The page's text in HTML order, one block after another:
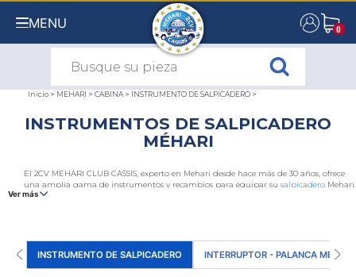
MENU 0
0
Inicio > MEHARI > CABINA > INSTRUMENTO DE SALPICADERO >
INSTRUMENTOS DE SALPICADERO
MÉHARI
El 2CV MEHARI CLUB CASSIS, experto en Mehari desde hace más de 30 años, ofrece
una amplia gama de instrumentos y recambios para equipar su salpicaderoMehari,
entre los que se incluyen: diferentes tipos de velocímetros, redondos o pequeños,
Ver más
INSTRUMENTO DE SALPICADERO INTERRUPTOR - PALANCA MEHARI